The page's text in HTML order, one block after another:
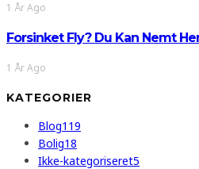
1 År Ago
Forsinket Fly? Du Kan Nemt
1 År Ago
KATEGORIER
Blog119
Bolig18
Ikke-kategoriseret5